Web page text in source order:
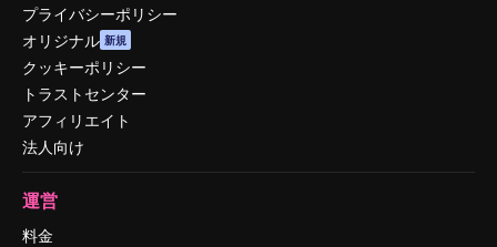
プライバシーポリシー
オリジナル 新規
クッキーポリシー
トラストセンター
アフィリエイト
法人向け
運営
料金